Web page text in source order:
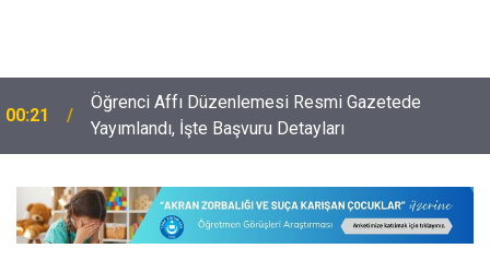
00:21
Öğrenci Affı Düzenlemesi Resmi Gazetede
Yayımlandı, İşte Başvuru Detayları